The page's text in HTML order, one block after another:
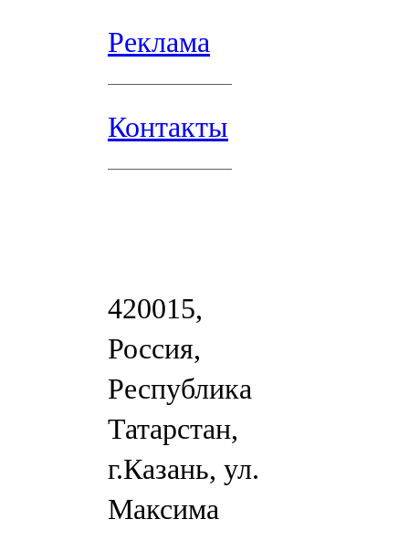
Реклама
Контакты
420015,
Россия,
Республика
Татарстан,
г.Казань, ул.
Максима